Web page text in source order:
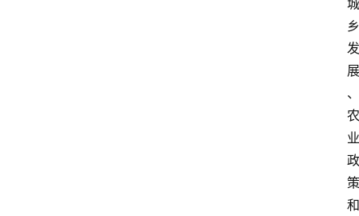
城
乡
发
展
、
农
业
政
策
和